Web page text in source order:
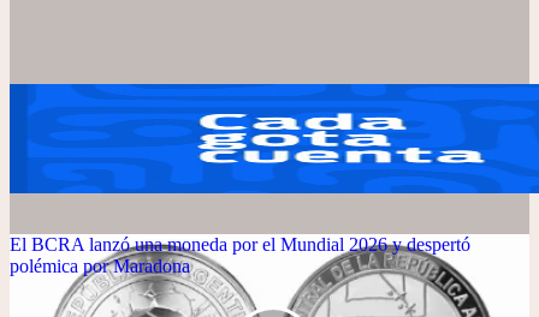
El BCRA lanzó una moneda por el Mundial 2026 y despertó
polémica por Maradona